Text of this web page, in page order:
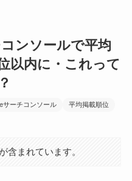
ンソールで平均
以内に・これって
サーチコンソール 平均掲載順位
含まれています。